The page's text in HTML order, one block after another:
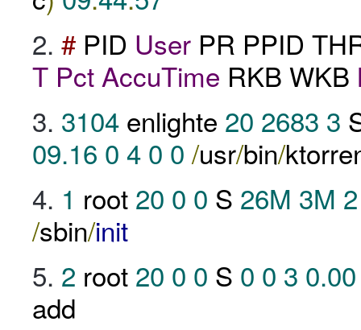
# PID User PR PPID
T Pct AccuTime RKB WKB
3104 enlighte 20 2683 3
09.16 0 4 0 0 /usr/bin/
1 root 20 0 0 S 26M 3M 2
/sbin/init
2 root 20 0 0 S 0 0 3 0.00
add